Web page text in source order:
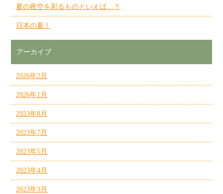
夏の夜空を彩るものといえば…？
日本の夏！
アーカイブ
2026年2月
2026年1月
2023年8月
2023年7月
2023年5月
2023年4月
2023年3月